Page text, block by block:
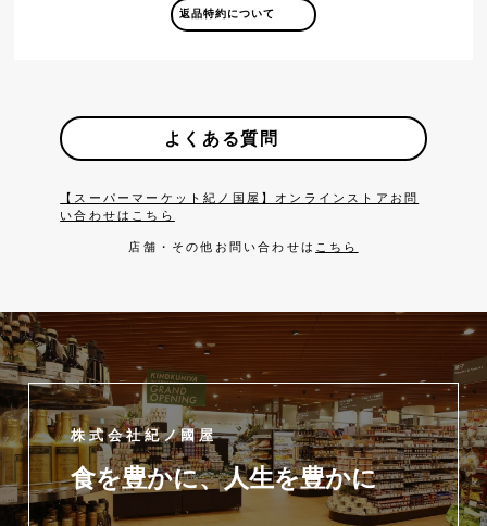
返品特約について
よくある質問
【スーパーマーケット紀ノ国屋】オンラインストアお問
い合わせはこちら
店舗・その他お問い合わせは こちら
株式会社紀ノ國屋
食を豊かに、人生を豊かに